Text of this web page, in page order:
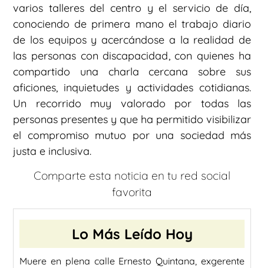
varios talleres del centro y el servicio de día,
conociendo de primera mano el trabajo diario
de los equipos y acercándose a la realidad de
las personas con discapacidad, con quienes ha
compartido una charla cercana sobre sus
aficiones, inquietudes y actividades cotidianas.
Un recorrido muy valorado por todas las
personas presentes y que ha permitido visibilizar
el compromiso mutuo por una sociedad más
justa e inclusiva.
Comparte esta noticia en tu red social
favorita
Lo Más Leído Hoy
Muere en plena calle Ernesto Quintana, exgerente